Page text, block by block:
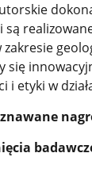
są
się
etyki w